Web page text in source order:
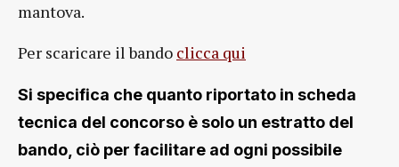
mantova.
Per scaricare il bando clicca qui
Si specifica che quanto riportato in scheda
tecnica del concorso è solo un estratto del
bando, ciò per facilitare ad ogni possibile